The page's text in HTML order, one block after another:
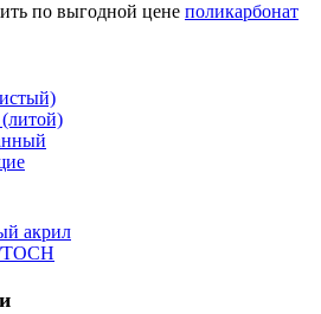
по выгодной цене поликарбонат
акрил
ТОСН